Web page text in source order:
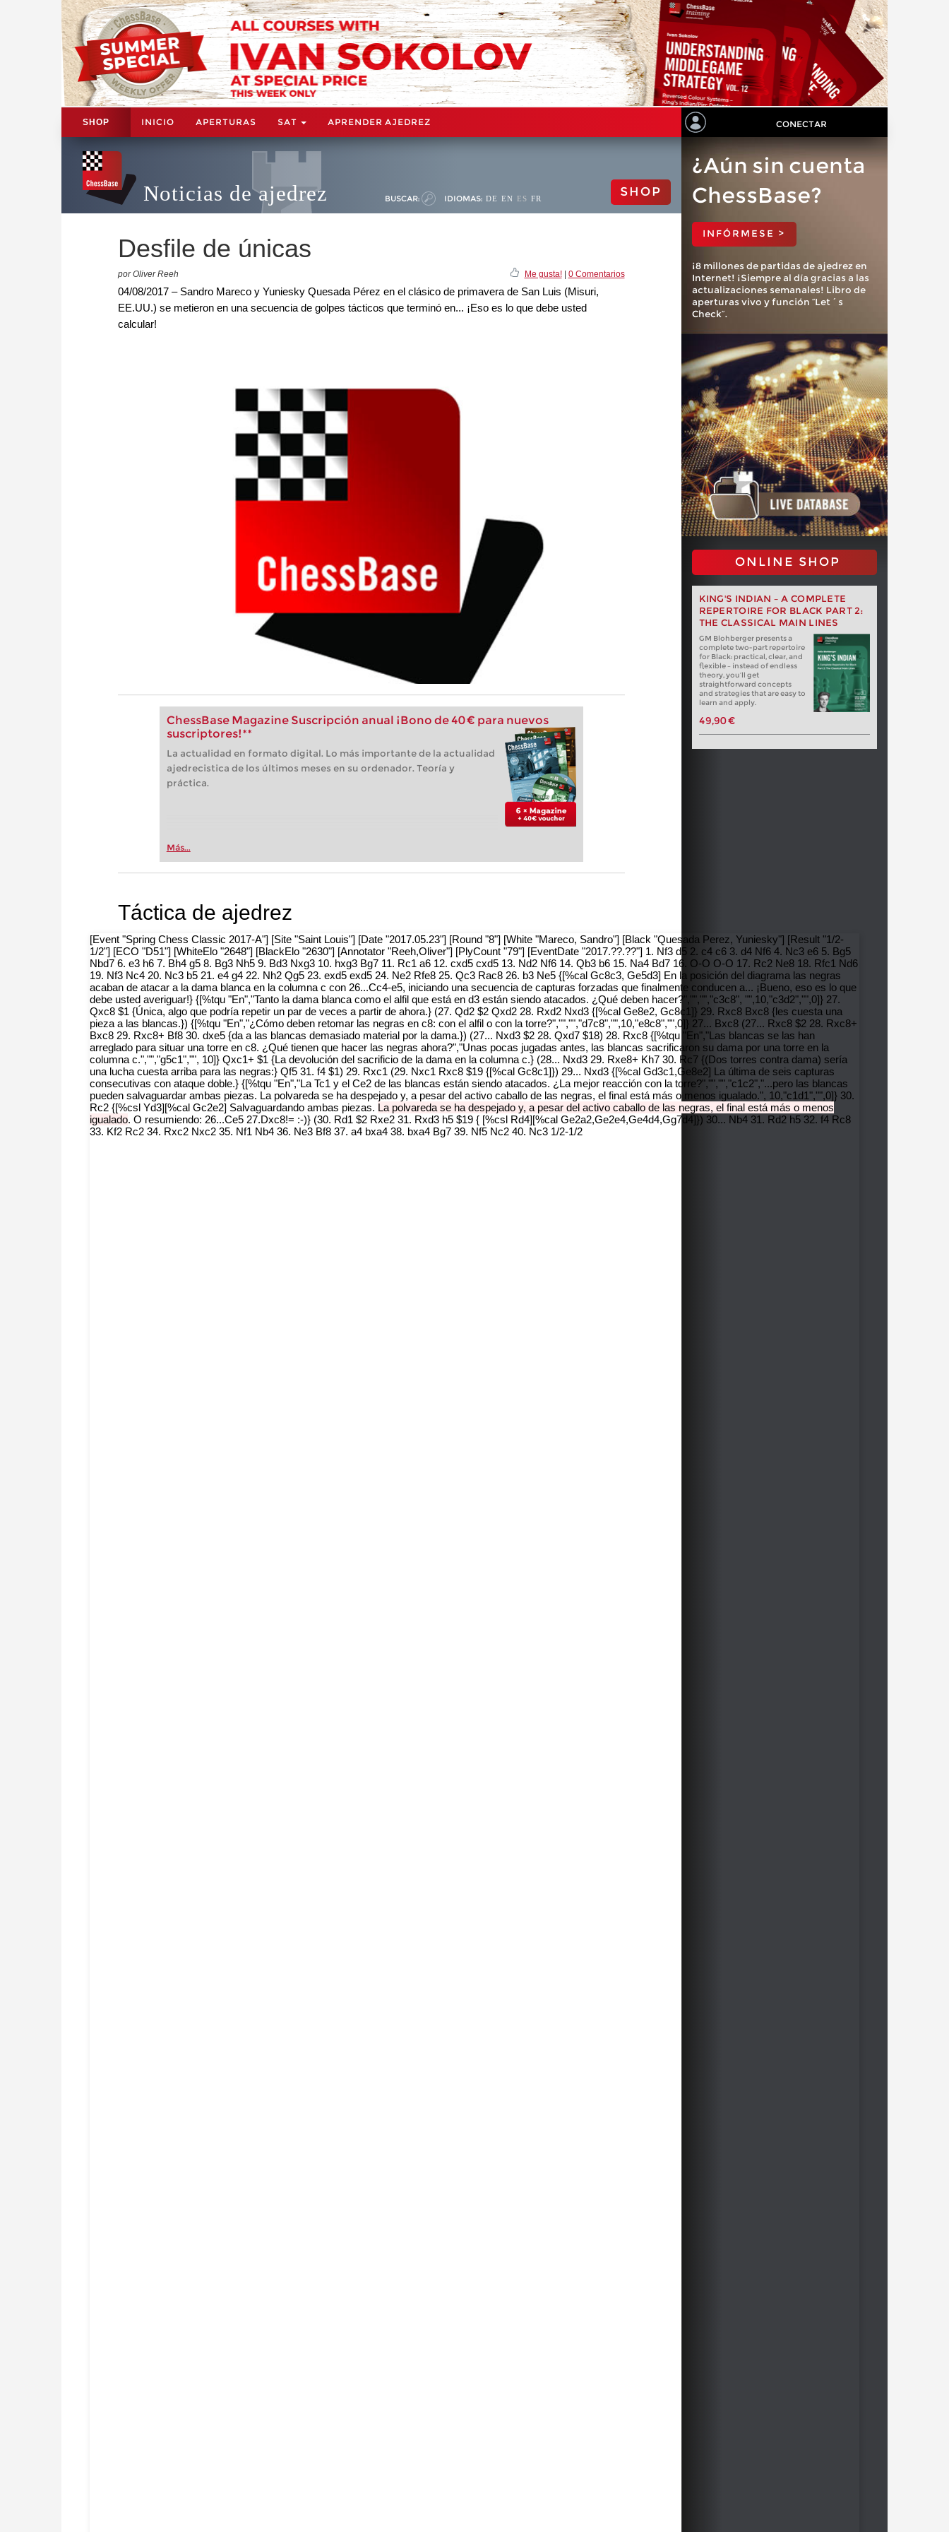
SHOP INICIO APERTURAS SAT APRENDER AJEDREZ CONECTAR
Noticias de ajedrez BUSCAR: IDIOMAS: DE EN ES FR SHOP
Desfile de únicas
por Oliver Reeh Me gusta!| 0 Comentarios
04/08/2017 – Sandro Mareco y Yuniesky Quesada Pérez en el clásico de primavera de San Luis (Misuri,
EE.UU.) se metieron en una secuencia de golpes tácticos que terminó en... ¡Eso es lo que debe usted
calcular!
ChessBase Magazine Suscripción anual ¡Bono de 40 € para nuevos
suscriptores!**
La actualidad en formato digital. Lo más importante de la actualidad
ajedrecistica de los últimos meses en su ordenador. Teoría y
práctica.
Más...
¿Aún sin cuenta
ChessBase?
INFÓRMESE >
¡8 millones de partidas de ajedrez en
Internet! ¡Siempre al día gracias a las
actualizaciones semanales! Libro de
aperturas vivo y función “Let´s
Check”.
ONLINE SHOP
KING'S INDIAN – A COMPLETE
REPERTOIRE FOR BLACK PART 2:
THE CLASSICAL MAIN LINES
GM Blohberger presents a
complete two-part repertoire
for Black: practical, clear, and
flexible – instead of endless
theory, you’ll get
straightforward concepts
and strategies that are easy to
learn and apply.
49,90 €
Táctica de ajedrez
[Event "Spring Chess Classic 2017-A"] [Site "Saint Louis"] [Date "2017.05.23"] [Round "8"] [White "Mareco, Sandro"] [Black "Quesada Perez, Yuniesky"] [Result "1/2-
1/2"] [ECO "D51"] [WhiteElo "2648"] [BlackElo "2630"] [Annotator "Reeh,Oliver"] [PlyCount "79"] [EventDate "2017.??.??"] 1. Nf3 d5 2. c4 c6 3. d4 Nf6 4. Nc3 e6 5. Bg5
Nbd7 6. e3 h6 7. Bh4 g5 8. Bg3 Nh5 9. Bd3 Nxg3 10. hxg3 Bg7 11. Rc1 a6 12. cxd5 cxd5 13. Nd2 Nf6 14. Qb3 b6 15. Na4 Bd7 16. O-O O-O 17. Rc2 Ne8 18. Rfc1 Nd6
19. Nf3 Nc4 20. Nc3 b5 21. e4 g4 22. Nh2 Qg5 23. exd5 exd5 24. Ne2 Rfe8 25. Qc3 Rac8 26. b3 Ne5 {[%cal Gc8c3, Ge5d3] En la posición del diagrama las negras
acaban de atacar a la dama blanca en la columna c con 26...Cc4-e5, iniciando una secuencia de capturas forzadas que finalmente conducen a... ¡Bueno, eso es lo que
debe usted averiguar!} {[%tqu "En","Tanto la dama blanca como el alfil que está en d3 están siendo atacados. ¿Qué deben hacer?","","","c3c8", "",10,"c3d2","",0]} 27.
Qxc8 $1 {Única, algo que podría repetir un par de veces a partir de ahora.} (27. Qd2 $2 Qxd2 28. Rxd2 Nxd3 {[%cal Ge8e2, Gc8c1]} 29. Rxc8 Bxc8 {les cuesta una
pieza a las blancas.}) {[%tqu "En","¿Cómo deben retomar las negras en c8: con el alfil o con la torre?","","","d7c8","",10,"e8c8","",0]} 27... Bxc8 (27... Rxc8 $2 28. Rxc8+
Bxc8 29. Rxc8+ Bf8 30. dxe5 {da a las blancas demasiado material por la dama.}) (27... Nxd3 $2 28. Qxd7 $18) 28. Rxc8 {[%tqu "En","Las blancas se las han
arreglado para situar una torre en c8. ¿Qué tienen que hacer las negras ahora?","Unas pocas jugadas antes, las blancas sacrificaron su dama por una torre en la
columna c.","","g5c1","", 10]} Qxc1+ $1 {La devolución del sacrificio de la dama en la columna c.} (28... Nxd3 29. Rxe8+ Kh7 30. Rc7 {(Dos torres contra dama) sería
una lucha cuesta arriba para las negras:} Qf5 31. f4 $1) 29. Rxc1 (29. Nxc1 Rxc8 $19 {[%cal Gc8c1]}) 29... Nxd3 {[%cal Gd3c1,Ge8e2] La última de seis capturas
consecutivas con ataque doble.} {[%tqu "En","La Tc1 y el Ce2 de las blancas están siendo atacados. ¿La mejor reacción con la torre?","","","c1c2","...pero las blancas
pueden salvaguardar ambas piezas. La polvareda se ha despejado y, a pesar del activo caballo de las negras, el final está más o menos igualado.", 10,"c1d1","",0]} 30.
Rc2 {[%csl Yd3][%cal Gc2e2] Salvaguardando ambas piezas. La polvareda se ha despejado y, a pesar del activo caballo de las negras, el final está más o menos
igualado. O resumiendo: 26...Ce5 27.Dxc8!= :-)} (30. Rd1 $2 Rxe2 31. Rxd3 h5 $19 { [%csl Rd4][%cal Ge2a2,Ge2e4,Ge4d4,Gg7d4]}) 30... Nb4 31. Rd2 h5 32. f4 Rc8
33. Kf2 Rc2 34. Rxc2 Nxc2 35. Nf1 Nb4 36. Ne3 Bf8 37. a4 bxa4 38. bxa4 Bg7 39. Nf5 Nc2 40. Nc3 1/2-1/2